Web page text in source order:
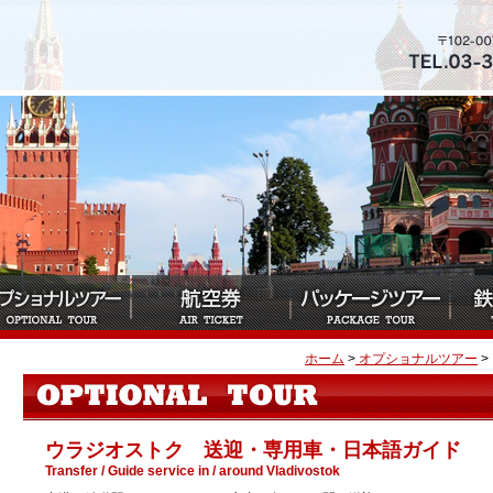
ホーム > オプショナルツアー >
ウラジオストク 送迎・専用車・日本語ガイド
Transfer / Guide service in / around Vladivostok